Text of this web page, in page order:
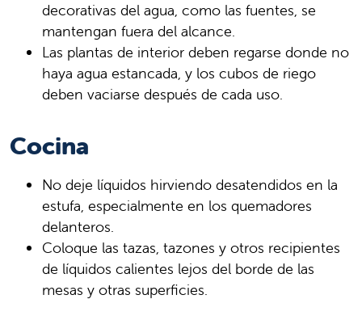
decorativas del agua, como las fuentes, se
mantengan fuera del alcance.
Las plantas de interior deben regarse donde no
haya agua estancada, y los cubos de riego
deben vaciarse después de cada uso.
Cocina
No deje líquidos hirviendo desatendidos en la
estufa, especialmente en los quemadores
delanteros.
Coloque las tazas, tazones y otros recipientes
de líquidos calientes lejos del borde de las
mesas y otras superficies.